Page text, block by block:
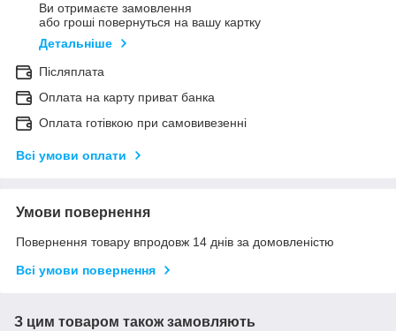
Ви отримаєте замовлення
або гроші повернуться на вашу картку
Детальніше
Післяплата
Оплата на карту приват банка
Оплата готівкою при самовивезенні
Всі умови оплати
Умови повернення
Повернення товару впродовж 14 днів за домовленістю
Всі умови повернення
З цим товаром також замовляють